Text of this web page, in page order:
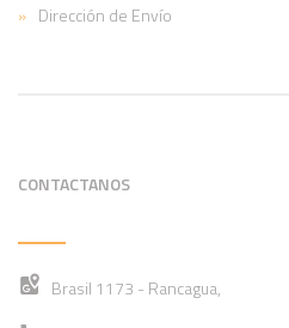
Dirección de Envío
CONTACTANOS
Brasil 1173 - Rancagua,